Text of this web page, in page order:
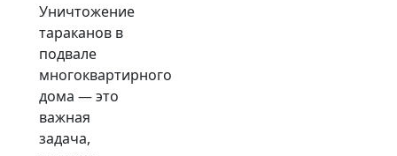
Уничтожение
тараканов в
подвале
многоквартирного
дома — это
важная
задача,